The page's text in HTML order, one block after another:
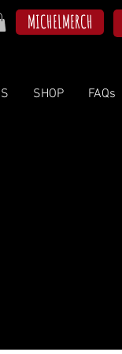
MICHELMERCH
SHOP FAQs